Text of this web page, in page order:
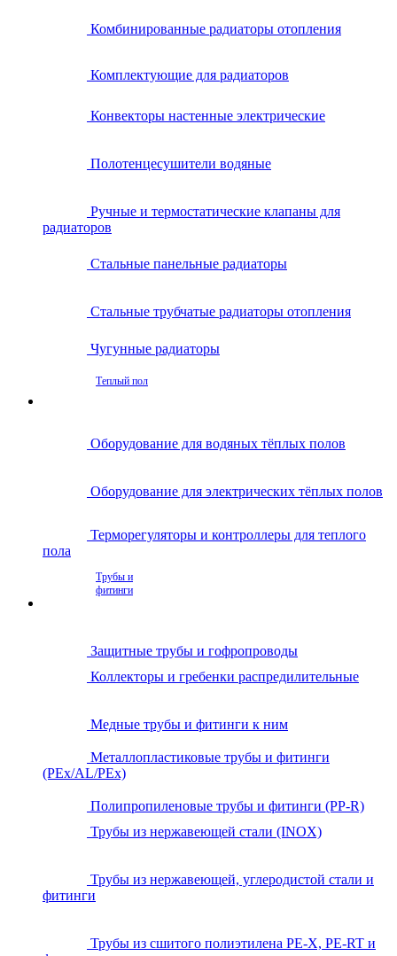
Комбинированные радиаторы отопления
Комплектующие для радиаторов
Конвекторы настенные электрические
Полотенцесушители водяные
Ручные и термостатические клапаны для
радиаторов
Стальные панельные радиаторы
Стальные трубчатые радиаторы отопления
Чугунные радиаторы
Теплый пол
Оборудование для водяных тёплых полов
Оборудование для электрических тёплых полов
Терморегуляторы и контроллеры для теплого
пола
Трубы и
фитинги
Защитные трубы и гофропроводы
Коллекторы и гребенки распредилительные
Медные трубы и фитинги к ним
Металлопластиковые трубы и фитинги
(PEx/AL/PEx)
Полипропиленовые трубы и фитинги (PP-R)
Трубы из нержавеющей стали (INOX)
Трубы из нержавеющей, углеродистой стали и
фитинги
Трубы из сшитого полиэтилена PE-X, PE-RT и